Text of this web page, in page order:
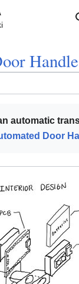
Handle
automatic
Door